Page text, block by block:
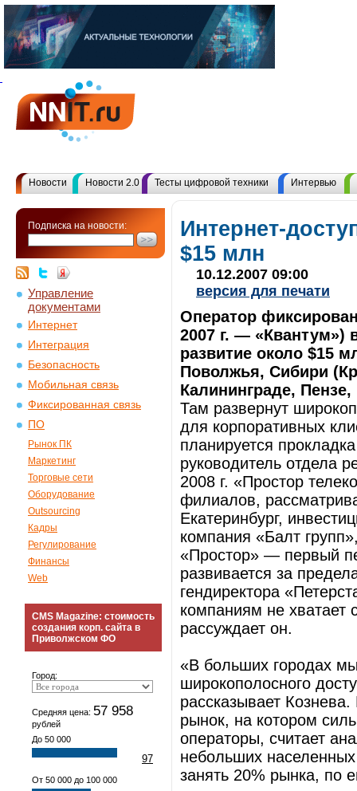
Новости Новости 2.0 Тесты цифровой техники Интервью
Подписка на новости:
Управление
документами
Интернет
Интеграция
Безопасность
Мобильная связь
Фиксированная связь
ПО
Рынок ПК
Маркетинг
Торговые сети
Оборудование
Outsourcing
Кадры
Регулирование
Финансы
Web
CMS Magazine: стоимость
создания корп. сайта в
Приволжском ФО
Город:
Средняя цена: 57 958
рублей
До 50 000
97
От 50 000 до 100 000
Интернет-
$15 млн
10.12.2007 09:00
версия для печати
Оператор
2007 г. — «Квантум»)
развитие около $15
Поволжья, Сибири
Калининграде, Пензе,
Там развернут
для корпоративных
планируется
руководитель отдела
2008 г. «Простор
филиалов,
Екатеринбург,
компания «Балт
«Простор» — первый
развивается за
гендиректора
компаниям не хватает
рассуждает он.
«В больших городах
широкополосного
рассказывает
рынок, на котором
операторы, считает
небольших населенных
занять 20% рынка, по